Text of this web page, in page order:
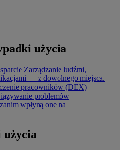
użycia
Zarządzanie ludźmi,
— z dowolnego miejsca.
pracowników (DEX)
problemów
wpłyną one na
użycia